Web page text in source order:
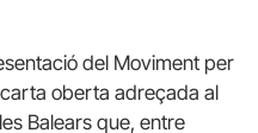
del Moviment per
oberta adreçada al
Balears que, entre